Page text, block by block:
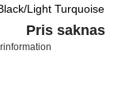
Light Turquoise
Pris saknas